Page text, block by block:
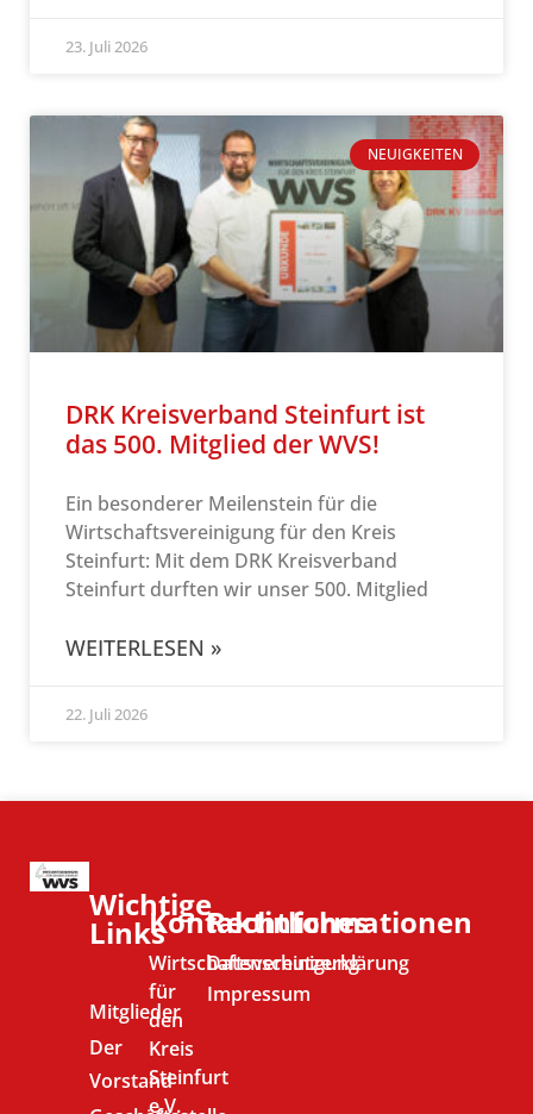
23. Juli 2026
NEUIGKEITEN
DRK Kreisverband Steinfurt ist
das 500. Mitglied der WVS!
Ein besonderer Meilenstein für die
Wirtschaftsvereinigung für den Kreis
Steinfurt: Mit dem DRK Kreisverband
Steinfurt durften wir unser 500. Mitglied
WEITERLESEN »
22. Juli 2026
Wichtige
Links
Mitglieder
Der
Vorstand
Kontaktinformationen
Wirtschaftsvereinigung
für
den
Kreis
Steinfurt
e.V.
Rechtliches
Datenschutzerklärung
Impressum